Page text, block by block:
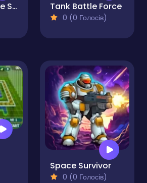
Vortex 9 Online Shooter Tank Battle Force
0 (0 Голосів)
Space Survivor
0 (0 Голосів)